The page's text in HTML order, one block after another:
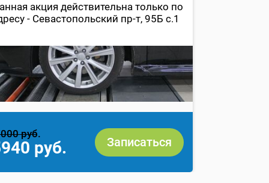
акция действительна только по
- Севастопольский пр-т, 95Б с.1
руб.
руб. Записаться